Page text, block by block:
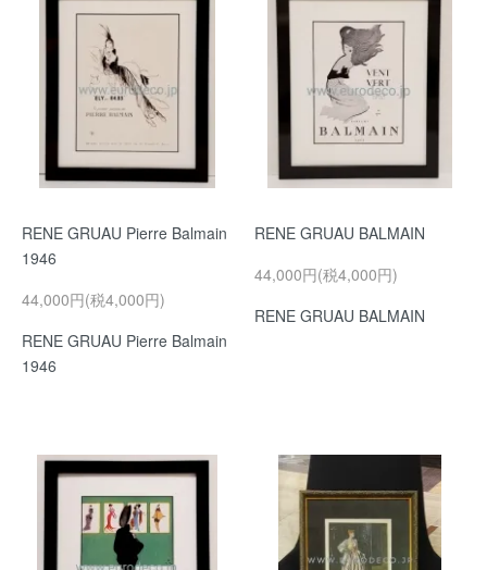
RENE GRUAU Pierre Balmain
1946
44,000円(税4,000円)
RENE GRUAU Pierre Balmain
1946
RENE GRUAU BALMAIN
44,000円(税4,000円)
RENE GRUAU BALMAIN